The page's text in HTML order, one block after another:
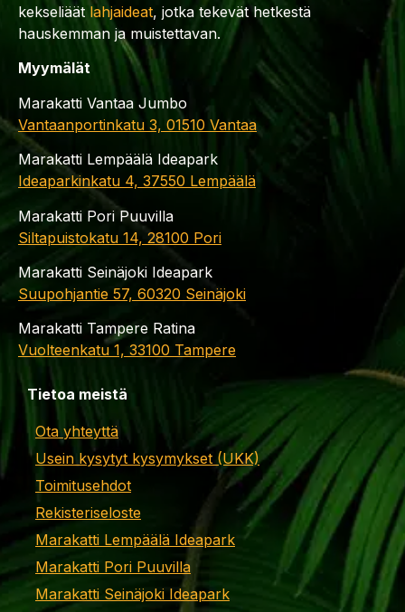
kekseliäät lahjaideat, jotka tekevät hetkestä
hauskemman ja muistettavan.
Myymälät
Marakatti Vantaa Jumbo
Vantaanportinkatu 3, 01510 Vantaa
Marakatti Lempäälä Ideapark
Ideaparkinkatu 4, 37550 Lempäälä
Marakatti Pori Puuvilla
Siltapuistokatu 14, 28100 Pori
Marakatti Seinäjoki Ideapark
Suupohjantie 57, 60320 Seinäjoki
Marakatti Tampere Ratina
Vuolteenkatu 1, 33100 Tampere
Tietoa meistä
Ota yhteyttä
Usein kysytyt kysymykset (UKK)
Toimitusehdot
Rekisteriseloste
Marakatti Lempäälä Ideapark
Marakatti Pori Puuvilla
Marakatti Seinäjoki Ideapark